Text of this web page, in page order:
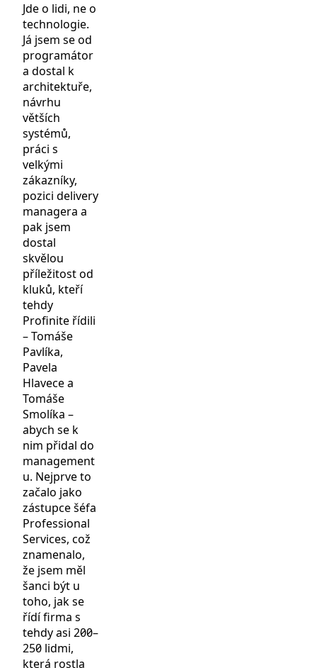
Jde o lidi, ne o
technologie.
Já jsem se od
programátor
a dostal k
architektuře,
návrhu
větších
systémů,
práci s
velkými
zákazníky,
pozici delivery
managera a
pak jsem
dostal
skvělou
příležitost od
kluků, kteří
tehdy
Profinite řídili
– Tomáše
Pavlíka,
Pavela
Hlavece a
Tomáše
Smolíka –
abych se k
nim přidal do
management
u. Nejprve to
začalo jako
zástupce šéfa
Professional
Services, což
znamenalo,
že jsem měl
šanci být u
toho, jak se
řídí firma s
tehdy asi 200–
250 lidmi,
která rostla